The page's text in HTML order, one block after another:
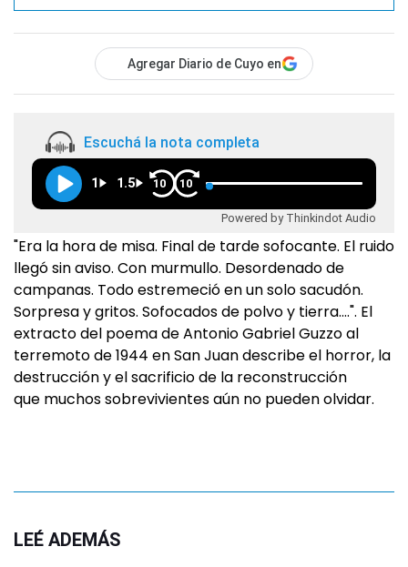
Agregar Diario de Cuyo en
Escuchá la nota completa
1 1.5 10 10
Powered by Thinkindot Audio
"Era la hora de misa. Final de tarde sofocante. El ruido
llegó sin aviso. Con murmullo. Desordenado de
campanas. Todo estremeció en un solo sacudón.
Sorpresa y gritos. Sofocados de polvo y tierra.…". El
extracto del poema de Antonio Gabriel Guzzo al
terremoto de 1944 en San Juan describe el horror, la
destrucción y el sacrificio de la reconstrucción
que muchos sobrevivientes aún no pueden olvidar.
LEÉ ADEMÁS